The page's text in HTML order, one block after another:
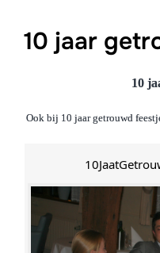
10 jaar
10
Ook bij 10 jaar getrouwd